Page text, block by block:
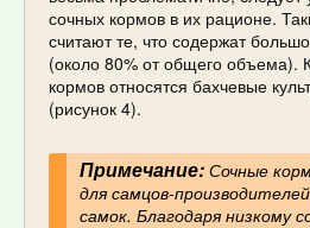
сочных кормов в их рационе.
считают те, что содержат
(около 80% от общего объема).
кормов относятся бахчевые
(рисунок 4).
Примечание:Сочные
для самцов-
самок. Благодаря низкому